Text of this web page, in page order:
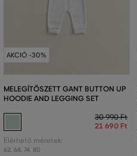
AKCIÓ -30%
MELEGÍTŐSZETT GANT BUTTON UP
HOODIE AND LEGGING SET
30 990 Ft
21 690 Ft
Elérhető méretek:
62, 68, 74, 80